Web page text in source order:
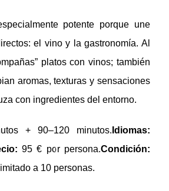
potente porque une
el vino y la gastronomía. Al
platos con vinos; también
aromas, texturas y sensaciones
con ingredientes del entorno.
+ 90–120 minutos. Idiomas:
95 € por persona.Condición:
limitado a 10 personas.